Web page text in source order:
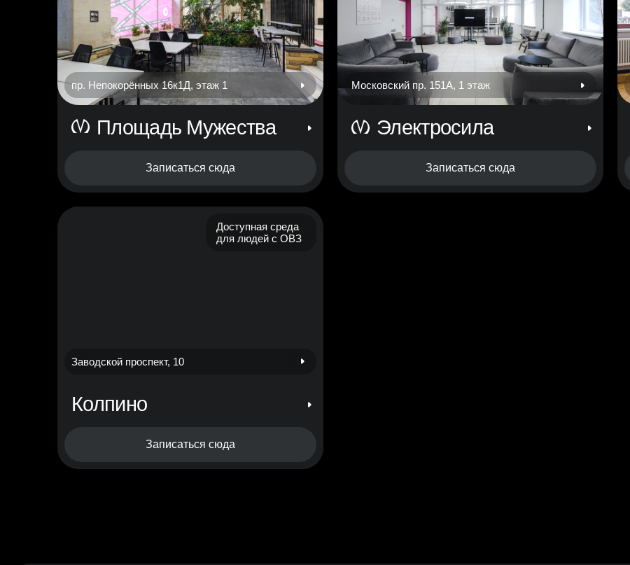
Записаться сюда
пр. Непокорённых 16к1Д, этаж 1
Площадь Мужества
Записаться сюда
Московский пр. 151А, 1 этаж
Электросила
Записаться сюда
Заводской проспект, 10
Колпино
Доступная среда
для людей с ОВЗ